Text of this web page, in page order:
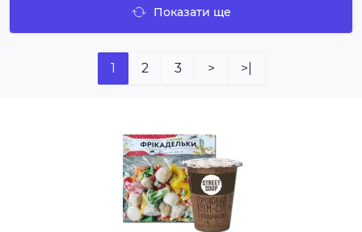
Показати ще
1 2 3 > >|